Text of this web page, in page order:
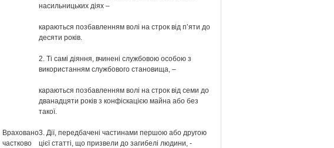
насильницьких діях –
караються позбавленням волі на строк від п’яти до
десяти років.
2. Ті самі діяння, вчинені службовою особою з
використанням службового становища, –
караються позбавленням волі на строк від семи до
дванадцяти років з конфіскацією майна або без
такої.
Враховано
частково
3. Дії, передбачені частинами першою або другою
цієї статті, що призвели до загибелі людини, -